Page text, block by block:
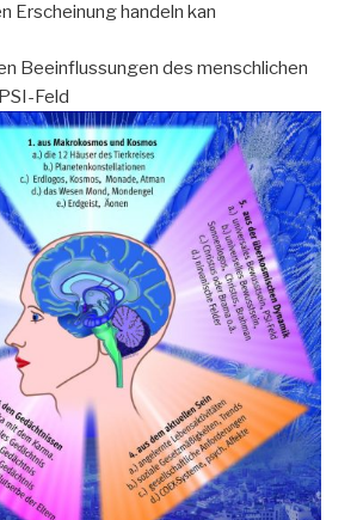
Erscheinung handeln kan
Beeinflussungen des menschlichen
Feld